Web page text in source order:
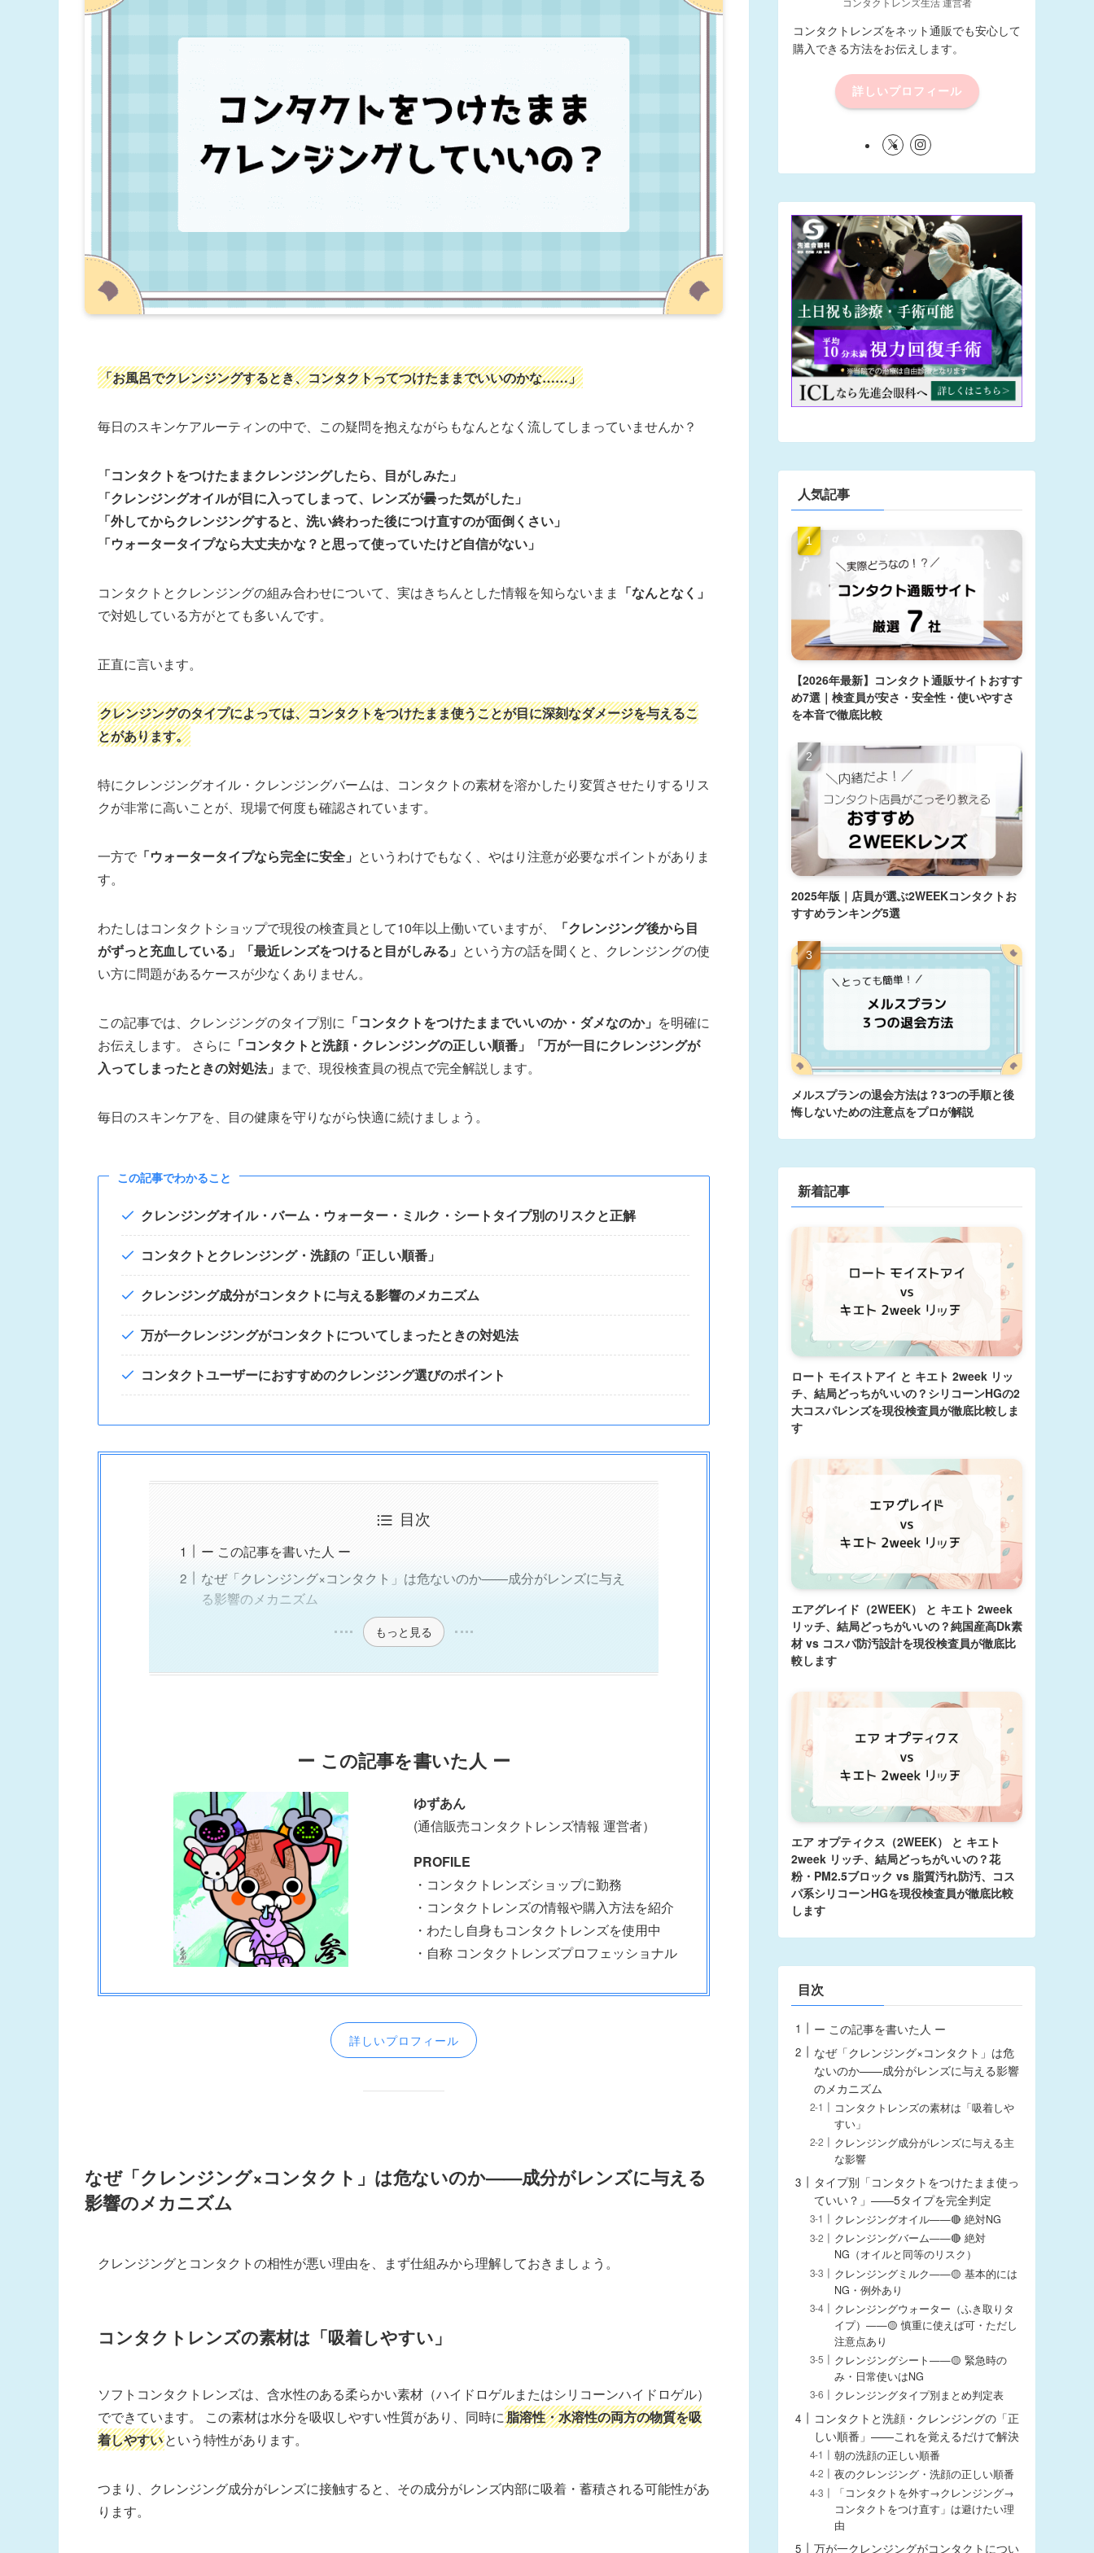
「お風呂でクレンジングするとき、コンタクトってつけたままでいいのかな……」
毎日のスキンケアルーティンの中で、この疑問を抱えながらもなんとなく流してしまっていませんか？
「コンタクトをつけたままクレンジングしたら、目がしみた」
「クレンジングオイルが目に入ってしまって、レンズが曇った気がした」
「外してからクレンジングすると、洗い終わった後につけ直すのが面倒くさい」
「ウォータータイプなら大丈夫かな？と思って使っていたけど自信がない」
コンタクトとクレンジングの組み合わせについて、実はきちんとした情報を知らないまま 「なんとなく」
で対処している方がとても多いんです。
正直に言います。
クレンジングのタイプによっては、コンタクトをつけたまま使うことが目に深刻なダメージを与えるこ
とがあります。
特にクレンジングオイル・クレンジングバームは、コンタクトの素材を溶かしたり変質させたりするリス
クが非常に高いことが、現場で何度も確認されています。
一方で 「ウォータータイプなら完全に安全」 というわけでもなく、やはり注意が必要なポイントがありま
す。
わたしはコンタクトショップで現役の検査員として10年以上働いていますが、
「クレンジング後から目
がずっと充血している」「最近レンズをつけると目がしみる」 という方の話を聞くと、クレンジングの使
い方に問題があるケースが少なくありません。
この記事では、クレンジングのタイプ別に 「コンタクトをつけたままでいいのか・ダメなのか」 を明確に
お伝えします。 さらに 「コンタクトと洗顔・クレンジングの正しい順番」「万が一目にクレンジングが
入ってしまったときの対処法」 まで、現役検査員の視点で完全解説します。
毎日のスキンケアを、目の健康を守りながら快適に続けましょう。
この記事でわかること
クレンジングオイル・バーム・ウォーター・ミルク・シートタイプ別のリスクと正解
コンタクトとクレンジング・洗顔の「正しい順番」
クレンジング成分がコンタクトに与える影響のメカニズム
万が一クレンジングがコンタクトについてしまったときの対処法
コンタクトユーザーにおすすめのクレンジング選びのポイント
目次
ー この記事を書いた人 ー
なぜ「クレンジング×コンタクト」は危ないのか——成分がレンズに与え
る影響のメカニズム
もっと見る
ー この記事を書いた人 ー
ゆずあん
(通信販売コンタクトレンズ情報 運営者）
PROFILE
・コンタクトレンズショップに勤務
・コンタクトレンズの情報や購入方法を紹介
・わたし自身もコンタクトレンズを使用中
・自称 コンタクトレンズプロフェッショナル
詳しいプロフィール
なぜ「クレンジング×コンタクト」は危ないのか——成分がレンズに与える
影響のメカニズム
クレンジングとコンタクトの相性が悪い理由を、まず仕組みから理解しておきましょう。
コンタクトレンズの素材は「吸着しやすい」
ソフトコンタクトレンズは、含水性のある柔らかい素材（ハイドロゲルまたはシリコーンハイドロゲル）
でできています。 この素材は水分を吸収しやすい性質があり、同時に脂溶性・水溶性の両方の物質を吸
着しやすいという特性があります。
つまり、クレンジング成分がレンズに接触すると、その成分がレンズ内部に吸着・蓄積される可能性があ
ります。
コンタクトレンズをネット通販でも安心して
購入できる方法をお伝えします。
詳しいプロフィール
人気記事
【2026年最新】コンタクト通販サイトおすす
め7選｜検査員が安さ・安全性・使いやすさ
を本音で徹底比較
2025年版｜店員が選ぶ2WEEKコンタクトお
すすめランキング5選
メルスプランの退会方法は？3つの手順と後
悔しないための注意点をプロが解説
新着記事
ロート モイストアイ と キエト 2week リッ
チ、結局どっちがいいの？シリコーンHGの2
大コスパレンズを現役検査員が徹底比較しま
す
エアグレイド（2WEEK） と キエト 2week
リッチ、結局どっちがいいの？純国産高Dk素
材 vs コスパ防汚設計を現役検査員が徹底比
較します
エア オプティクス（2WEEK） と キエト
2week リッチ、結局どっちがいいの？花
粉・PM2.5ブロック vs 脂質汚れ防汚、コス
パ系シリコーンHGを現役検査員が徹底比較
します
目次
ー この記事を書いた人 ー
なぜ「クレンジング×コンタクト」は危
ないのか——成分がレンズに与える影響
のメカニズム
コンタクトレンズの素材は「吸着しや
すい」
クレンジング成分がレンズに与える主
な影響
タイプ別「コンタクトをつけたまま使っ
ていい？」——5タイプを完全判定
クレンジングオイル——🔴 絶対NG
クレンジングバーム——🔴 絶対
NG（オイルと同等のリスク）
クレンジングミルク——🟡 基本的には
NG・例外あり
クレンジングウォーター（ふき取りタ
イプ）——🟡 慎重に使えば可・ただし
注意点あり
クレンジングシート——🟡 緊急時の
み・日常使いはNG
クレンジングタイプ別まとめ判定表
コンタクトと洗顔・クレンジングの「正
しい順番」——これを覚えるだけで解決
朝の洗顔の正しい順番
夜のクレンジング・洗顔の正しい順番
「コンタクトを外す→クレンジング→
コンタクトをつけ直す」は避けたい理
由
万が一クレンジングがコンタクトについ